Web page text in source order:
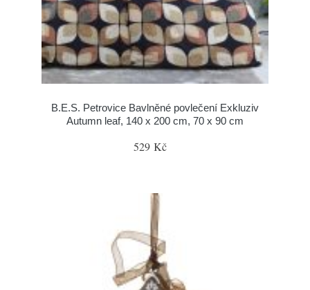
B.E.S. Petrovice Bavlněné povlečení Exkluziv
Autumn leaf, 140 x 200 cm, 70 x 90 cm
529 Kč